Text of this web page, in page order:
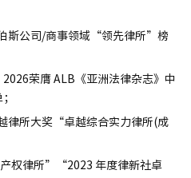
斯公司/商事领域“领先律所”榜
荣膺 ALB《亚洲法律杂志》中
律所大奖“卓越综合实力律所(成
权律所”“2023 年度律新社卓